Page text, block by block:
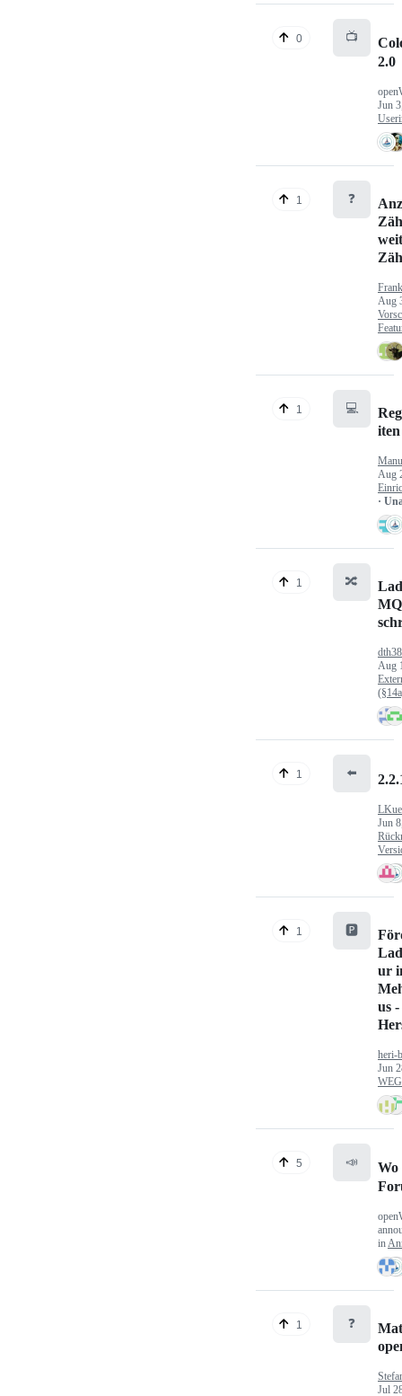
0 📺
2.0
Jun
1 ❓
Aug
1 💻
iten
Aug
·
1 🔀
Aug
1 ⬅️
Jun
1 🅿️
ur
us -
heri-
Jun
5 📣
Wo
in
1 ❓
Jul